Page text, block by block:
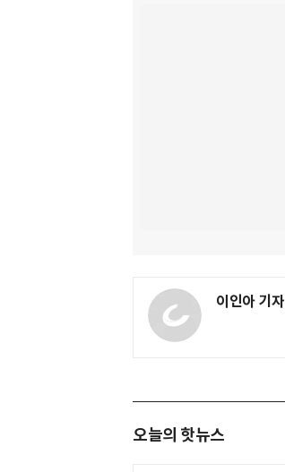
이인아 기자
오늘의 핫뉴스